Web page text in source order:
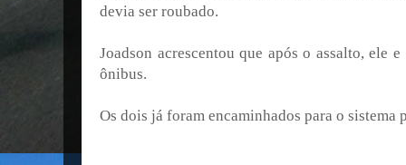
devia ser roubado.
Joadson acrescentou que após o assalto, ele
ônibus.
Os dois já foram encaminhados para o sistema